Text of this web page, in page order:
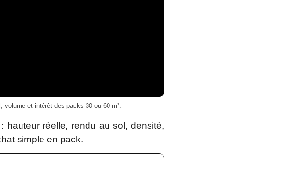
et intérêt des packs 30 ou 60 m².
hauteur réelle, rendu au sol, densité,
simple en pack.